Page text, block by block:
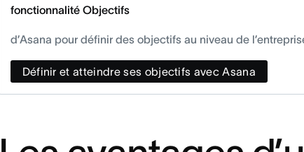
fonctionnalité Objectifs
d’Asana pour définir des objectifs au niveau de
Définir et atteindre ses objectifs avec Asana